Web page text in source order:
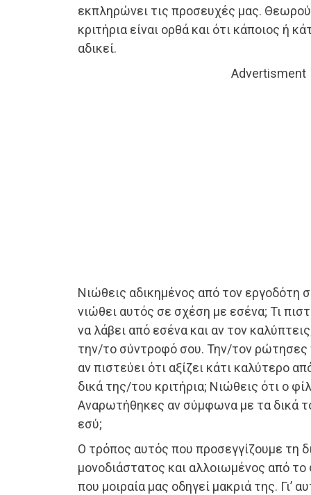
εκπληρώνει τις προσευχές μας.
κριτήρια είναι ορθά και ότι κάποιος ή
αδικεί.
Advertisment
Νιώθεις αδικημένος από τον εργοδότη
νιώθει αυτός σε σχέση με εσένα; Τι
να λάβει από εσένα και αν τον
την/το σύντροφό σου. Την/τον ρώτησες
αν πιστεύει ότι αξίζει κάτι καλύτερο
δικά της/του κριτήρια; Νιώθεις ότι ο
Αναρωτήθηκες αν σύμφωνα με τα δικά
εσύ;
Ο τρόπος αυτός που προσεγγίζουμε τη
μονοδιάστατος και αλλοιωμένος από το
που μοιραία μας οδηγεί μακριά της. Γι’